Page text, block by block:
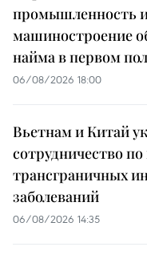
промышленность
машиностроение
найма в первом
06/08/2026 18:00
Вьетнам и Китай
сотрудничество
трансграничных
заболеваний
06/08/2026 14:35